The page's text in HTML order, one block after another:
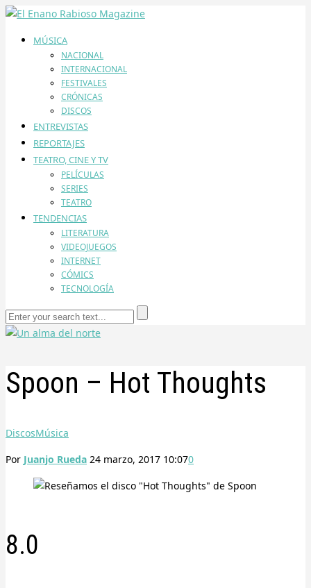
MÚSICA
NACIONAL
INTERNACIONAL
FESTIVALES
CRÓNICAS
DISCOS
ENTREVISTAS
REPORTAJES
TEATRO, CINE Y TV
PELÍCULAS
SERIES
TEATRO
TENDENCIAS
LITERATURA
VIDEOJUEGOS
INTERNET
CÓMICS
TECNOLOGÍA
Spoon – Hot Thoughts
DiscosMúsica
Por Juanjo Rueda 24 marzo, 2017 10:070
8.0